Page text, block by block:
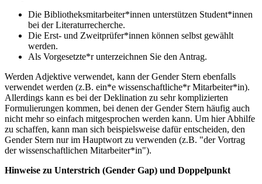
Die Bibliotheksmitarbeiter*innen unterstützen Student*innen
bei der Literaturrecherche.
Die Erst- und Zweitprüfer*innen können selbst gewählt
werden.
Als Vorgesetzte*r unterzeichnen Sie den Antrag.
Werden Adjektive verwendet, kann der Gender Stern ebenfalls
verwendet werden (z.B. ein*e wissenschaftliche*r Mitarbeiter*in).
Allerdings kann es bei der Deklination zu sehr komplizierten
Formulierungen kommen, bei denen der Gender Stern häufig auch
nicht mehr so einfach mitgesprochen werden kann. Um hier Abhilfe
zu schaffen, kann man sich beispielsweise dafür entscheiden, den
Gender Stern nur im Hauptwort zu verwenden (z.B. "der Vortrag
der wissenschaftlichen Mitarbeiter*in").
Hinweise zu Unterstrich (Gender Gap) und Doppelpunkt